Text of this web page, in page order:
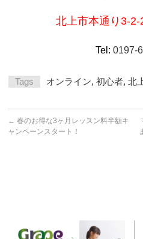
北上市本通り3-
Tel:0197-
Tags オンライン,初心者,北
← 春のお得な3ヶ月レッスン料半額キ
ャンペーンスタート！